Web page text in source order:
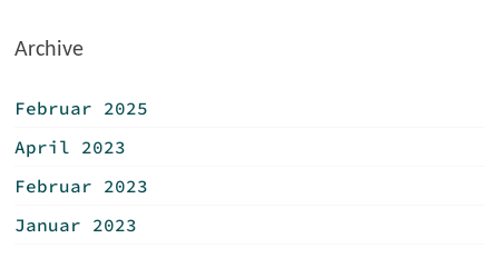
Archive
Februar 2025
April 2023
Februar 2023
Januar 2023